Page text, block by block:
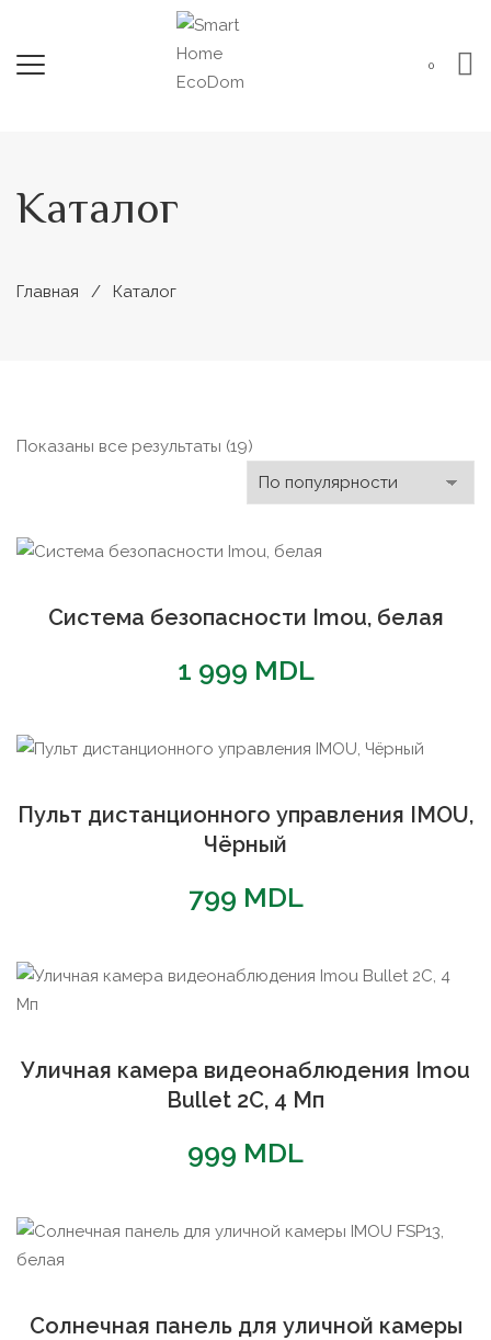
0
Каталог
Главная Каталог
Показаны все результаты (19)
по
популярности
Система безопасности Imou, белая
1 999 MDL
Пульт дистанционного управления IMOU,
Чёрный
799 MDL
Уличная камера видеонаблюдения Imou
Bullet 2C, 4 Мп
999 MDL
Солнечная панель для уличной камеры